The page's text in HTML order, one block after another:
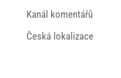
Kanál komentářů
Česká lokalizace